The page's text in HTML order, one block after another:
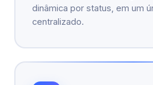
dinâmica por status, em um
centralizado.